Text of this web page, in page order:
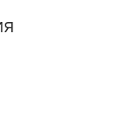
между теплым
светом. Степень